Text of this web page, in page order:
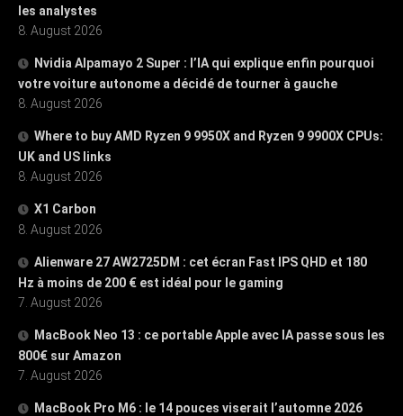
les analystes
8. August 2026
Nvidia Alpamayo 2 Super : l’IA qui explique enfin pourquoi
votre voiture autonome a décidé de tourner à gauche
8. August 2026
Where to buy AMD Ryzen 9 9950X and Ryzen 9 9900X CPUs:
UK and US links
8. August 2026
X1 Carbon
8. August 2026
Alienware 27 AW2725DM : cet écran Fast IPS QHD et 180
Hz à moins de 200 € est idéal pour le gaming
7. August 2026
MacBook Neo 13 : ce portable Apple avec IA passe sous les
800€ sur Amazon
7. August 2026
MacBook Pro M6 : le 14 pouces viserait l’automne 2026